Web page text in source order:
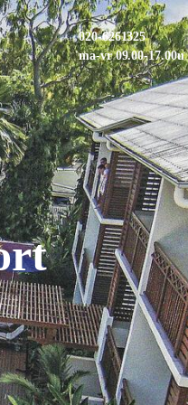
020-6261325
ma-vr 09.00-17.00u